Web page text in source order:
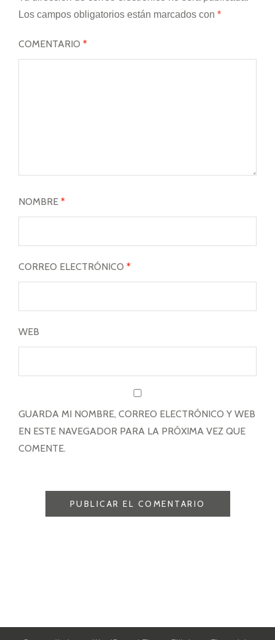
Los campos obligatorios están marcados con *
COMENTARIO *
NOMBRE *
CORREO ELECTRÓNICO *
WEB
GUARDA MI NOMBRE, CORREO ELECTRÓNICO Y WEB
EN ESTE NAVEGADOR PARA LA PRÓXIMA VEZ QUE
COMENTE.